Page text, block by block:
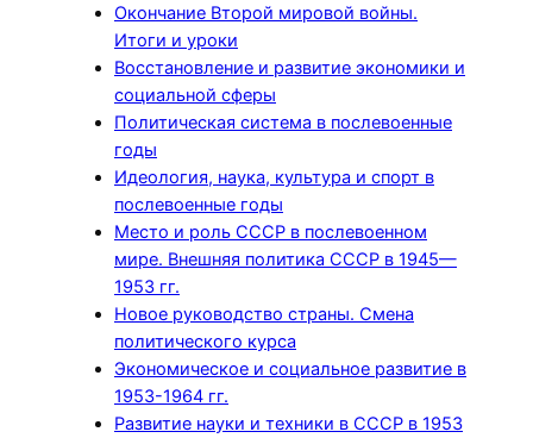
Окончание Второй мировой войны.
Итоги и уроки
Восстановление и развитие экономики и
социальной сферы
Политическая система в послевоенные
годы
Идеология, наука, культура и спорт в
послевоенные годы
Место и роль СССР в послевоенном
мире. Внешняя политика СССР в 1945—
1953 гг.
Новое руководство страны. Смена
политического курса
Экономическое и социальное развитие в
1953-1964 гг.
Развитие науки и техники в СССР в 1953